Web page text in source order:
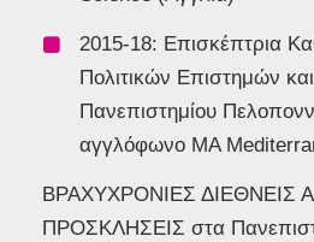
2015-18: Επισκέπτρια
Πολιτικών Επιστημών
Πανεπιστημίου
αγγλόφωνο MA
ΒΡΑΧΥΧΡΟΝΙΕΣ ΔΙΕΘΝΕΙΣ
ΠΡΟΣΚΛΗΣΕΙΣ στα